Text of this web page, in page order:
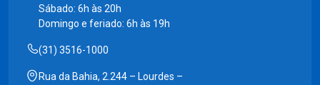
Sábado: 6h às 20h
Domingo e feriado: 6h às 19h
(31) 3516-1000
Rua da Bahia, 2.244 – Lourdes –